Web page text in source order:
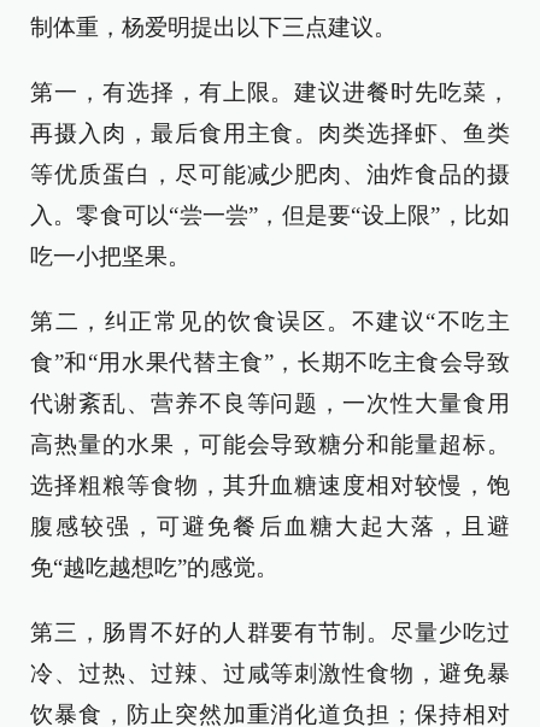
制体重，杨爱明提出以下三点建议。
第一，有选择，有上限。建议进餐时先吃菜，
再摄入肉，最后食用主食。肉类选择虾、鱼类
等优质蛋白，尽可能减少肥肉、油炸食品的摄
入。零食可以“尝一尝”，但是要“设上限”，比如
吃一小把坚果。
第二，纠正常见的饮食误区。不建议“不吃主
食”和“用水果代替主食”，长期不吃主食会导致
代谢紊乱、营养不良等问题，一次性大量食用
高热量的水果，可能会导致糖分和能量超标。
选择粗粮等食物，其升血糖速度相对较慢，饱
腹感较强，可避免餐后血糖大起大落，且避
免“越吃越想吃”的感觉。
第三，肠胃不好的人群要有节制。尽量少吃过
冷、过热、过辣、过咸等刺激性食物，避免暴
饮暴食，防止突然加重消化道负担；保持相对